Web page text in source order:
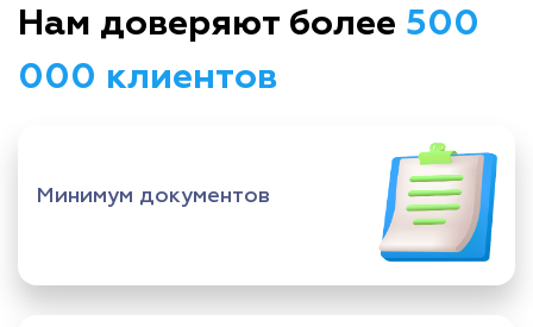
Нам доверяют более 500
000 клиентов
Минимум документов